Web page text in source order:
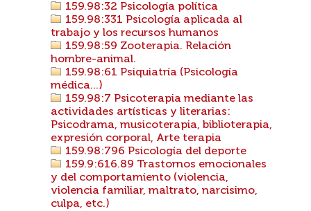
159.98:32 Psicología política
159.98:331 Psicología aplicada al
trabajo y los recursos humanos
159.98:59 Zooterapia. Relación
hombre-animal.
159.98:61 Psiquiatría (Psicología
médica...)
159.98:7 Psicoterapia mediante las
actividades artísticas y literarias:
Psicodrama, musicoterapia, biblioterapia,
expresión corporal, Arte terapia
159.98:796 Psicología del deporte
159.9:616.89 Trastornos emocionales
y del comportamiento (violencia,
violencia familiar, maltrato, narcisimo,
culpa, etc.)